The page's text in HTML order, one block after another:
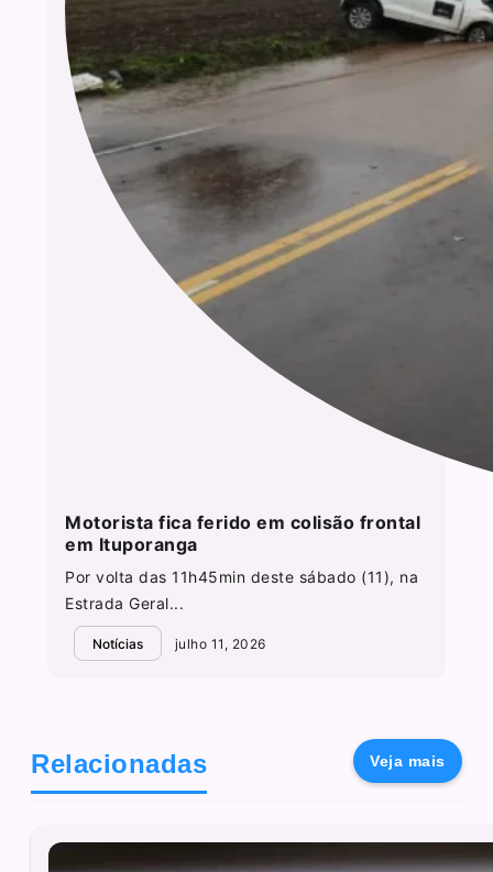
Motorista fica ferido em colisão frontal
em Ituporanga
Por volta das 11h45min deste sábado (11), na
Estrada Geral...
Notícias julho 11, 2026
Relacionadas Veja mais